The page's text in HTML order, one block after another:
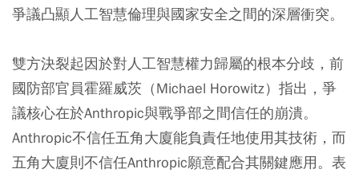
爭議凸顯人工智慧倫理與國家安全之間的深層衝突。
雙方決裂起因於對人工智慧權力歸屬的根本分歧，前
國防部官員霍羅威茨（Michael Horowitz）指出，爭
議核心在於Anthropic與戰爭部之間信任的崩潰。
Anthropic不信任五角大廈能負責任地使用其技術，而
五角大廈則不信任Anthropic願意配合其關鍵應用。表